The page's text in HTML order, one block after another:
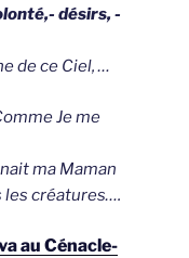
désirs, -
de ce Ciel, …
Je me
ma Maman
créatures….
au Cénacle-